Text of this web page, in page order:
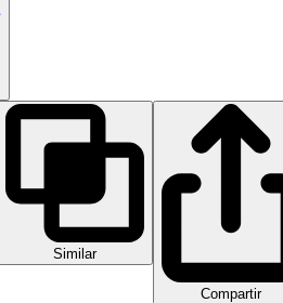
Similar
Compartir